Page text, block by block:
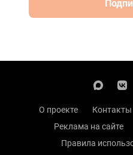
О проекте Контакты
Реклама на сайте
Правила